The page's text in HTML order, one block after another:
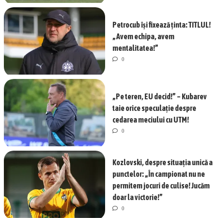
Petrocub își fixează ținta: TITLUL!
„Avem echipa, avem
mentalitatea!”
0
„Pe teren, EU decid!” – Kubarev
taie orice speculație despre
cedarea meciului cu UTM!
0
Kozlovski, despre situația unică a
punctelor: „În campionat nu ne
permitem jocuri de culise! Jucăm
doar la victorie!”
0